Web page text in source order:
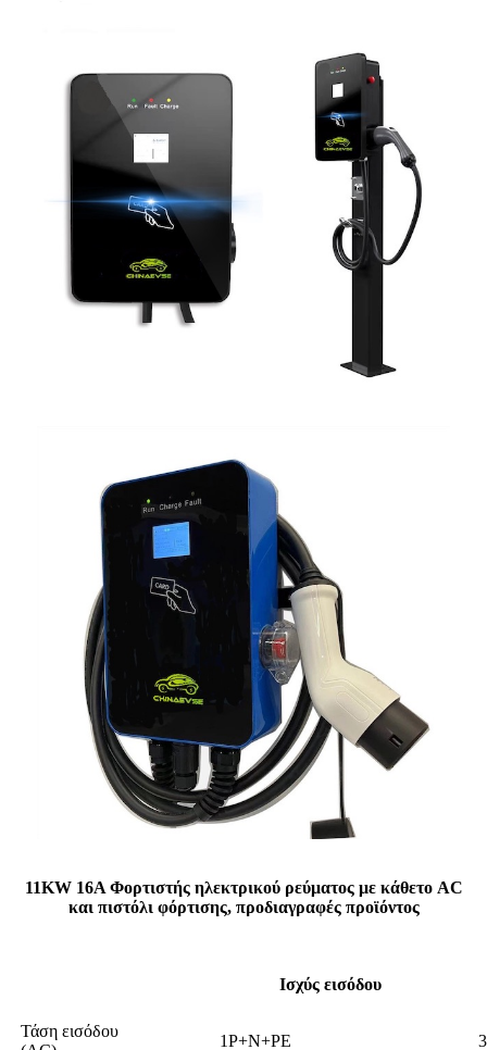
11KW 16A Φορτιστής ηλεκτρικού ρεύματος με κάθετο AC
και πιστόλι φόρτισης, προδιαγραφές προϊόντος
Ισχύς εισόδου
Τάση εισόδου
1P+N+PE